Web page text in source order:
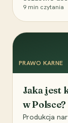
9 min czytania
PRAWO KARNE
Jaka jest
w Polsce?
Produkcja